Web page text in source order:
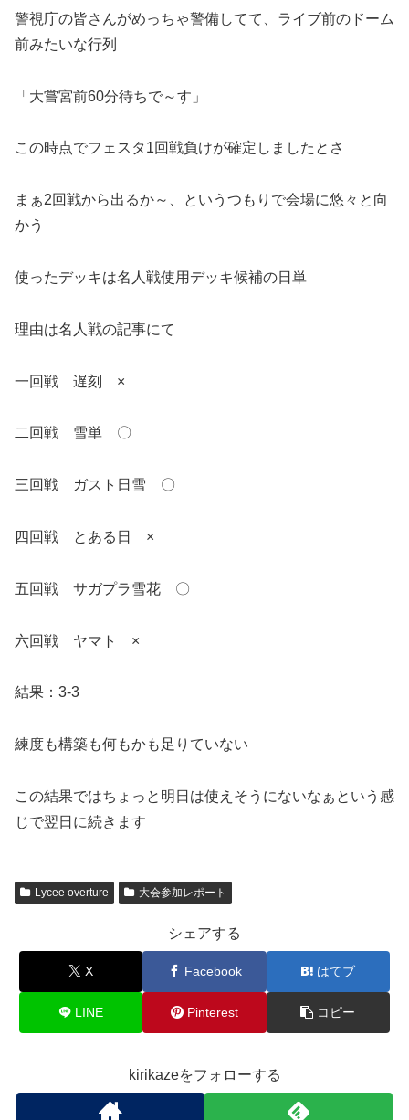
警視庁の皆さんがめっちゃ警備してて、ライブ前のドーム
前みたいな行列
「大嘗宮前60分待ちで～す」
この時点でフェスタ1回戦負けが確定しましたとさ
まぁ2回戦から出るか～、というつもりで会場に悠々と向
かう
使ったデッキは名人戦使用デッキ候補の日単
理由は名人戦の記事にて
一回戦 遅刻 ×
二回戦 雪単 〇
三回戦 ガスト日雪 〇
四回戦 とある日 ×
五回戦 サガプラ雪花 〇
六回戦 ヤマト ×
結果：3-3
練度も構築も何もかも足りていない
この結果ではちょっと明日は使えそうにないなぁという感
じで翌日に続きます
Lycee overture 大会参加レポート
シェアする
X Facebook はてブ
LINE Pinterest コピー
kirikazeをフォローする